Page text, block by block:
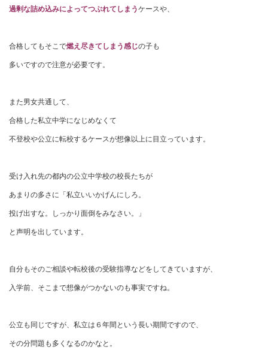
過剰な詰め込みによってつぶれてしまうケースや、
合格してもそこで燃え尽きてしまう感じの子も
多いですので注意が必要です。
また男女共通して、
合格した私立中学になじめなくて
不登校や公立に転校するケースが想像以上に目立っています。
受け入れ先の都内の公立中学校の校長たちが
あまりの多さに「私立いいかげんにしろ。
投げ出すな。しっかり面倒をみなさい。」
と声明を出しています。
自分もそのご相談や転校後の受験指導などをしてきていますが、
入学前、そこまで想像がつかないのも事実ですね。
公立も同じですが、私立は６年間という長い期間ですので、
その分問題も多くなるのかなと。